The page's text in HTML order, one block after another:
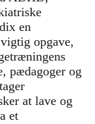
en
opgave,
pædagoger og
at lave og
et